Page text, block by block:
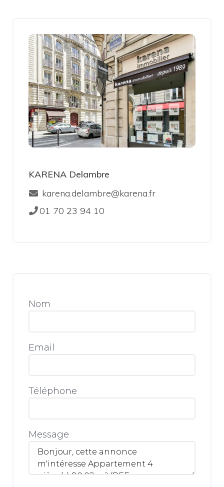
KARENA Delambre
karena.delambre@karena.fr
01 70 23 94 10
Nom
Email
Téléphone
Message